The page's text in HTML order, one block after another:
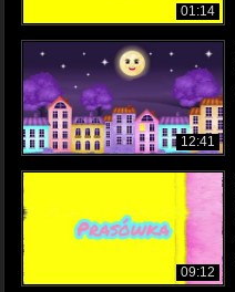
01:14
12:41
09:12